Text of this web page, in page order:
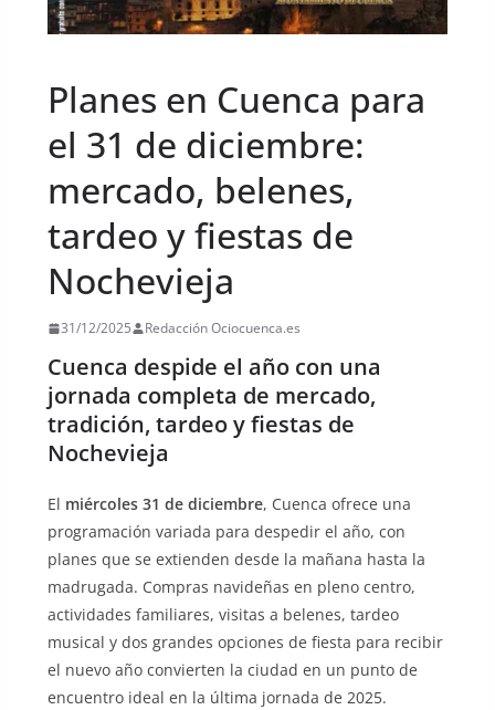
Planes en Cuenca para
el 31 de diciembre:
mercado, belenes,
tardeo y fiestas de
Nochevieja
31/12/2025 Redacción Ociocuenca.es
Cuenca despide el año con una
jornada completa de mercado,
tradición, tardeo y fiestas de
Nochevieja
El miércoles 31 de diciembre, Cuenca ofrece una
programación variada para despedir el año, con
planes que se extienden desde la mañana hasta la
madrugada. Compras navideñas en pleno centro,
actividades familiares, visitas a belenes, tardeo
musical y dos grandes opciones de fiesta para recibir
el nuevo año convierten la ciudad en un punto de
encuentro ideal en la última jornada de 2025.